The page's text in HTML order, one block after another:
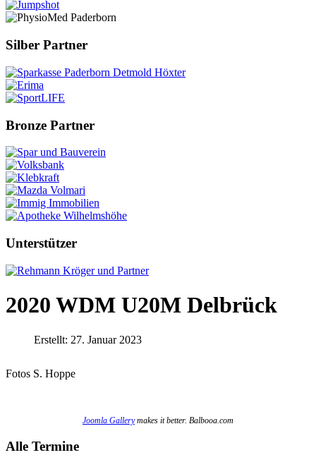
Silber Partner
Bronze Partner
Unterstützer
2020 WDM U20M Delbrück
Erstellt: 27. Januar 2023
Fotos S. Hoppe
Joomla Gallerymakes it better. Balbooa.com
Alle Termine